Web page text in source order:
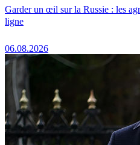
Garder un œil sur la Russie : les
ligne
06.08.2026